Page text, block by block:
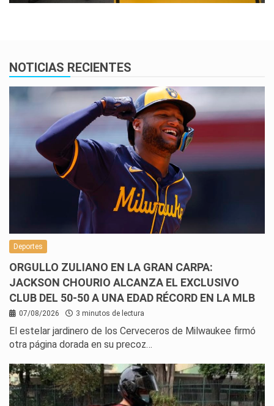
NOTICIAS RECIENTES
Deportes
ORGULLO ZULIANO EN LA GRAN CARPA:
JACKSON CHOURIO ALCANZA EL EXCLUSIVO
CLUB DEL 50-50 A UNA EDAD RÉCORD EN LA MLB
07/08/2026 3 minutos de lectura
El estelar jardinero de los Cerveceros de Milwaukee firmó
otra página dorada en su precoz…